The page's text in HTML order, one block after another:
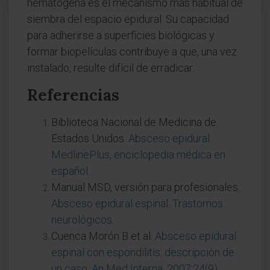
hematógena es el mecanismo más habitual de
siembra del espacio epidural. Su capacidad
para adherirse a superficies biológicas y
formar biopelículas contribuye a que, una vez
instalado, resulte difícil de erradicar.
Referencias
Biblioteca Nacional de Medicina de
Estados Unidos. Absceso epidural.
MedlinePlus, enciclopedia médica en
español
Manual MSD, versión para profesionales.
Absceso epidural espinal. Trastornos
neurológicos
Cuenca Morón B et al. Absceso epidural
espinal con espondilitis: descripción de